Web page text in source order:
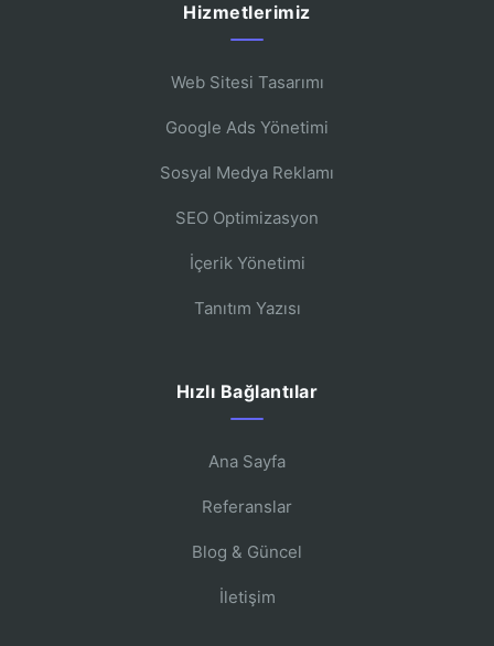
Hizmetlerimiz
Web Sitesi Tasarımı
Google Ads Yönetimi
Sosyal Medya Reklamı
SEO Optimizasyon
İçerik Yönetimi
Tanıtım Yazısı
Hızlı Bağlantılar
Ana Sayfa
Referanslar
Blog & Güncel
İletişim